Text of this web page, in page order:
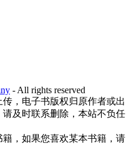
- All rights reserved
，电子书版权归原作者或出
及时联系删除，本站不负任
，如果您喜欢某本书籍，请